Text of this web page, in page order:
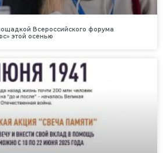
Всероссийского форума
этой осенью